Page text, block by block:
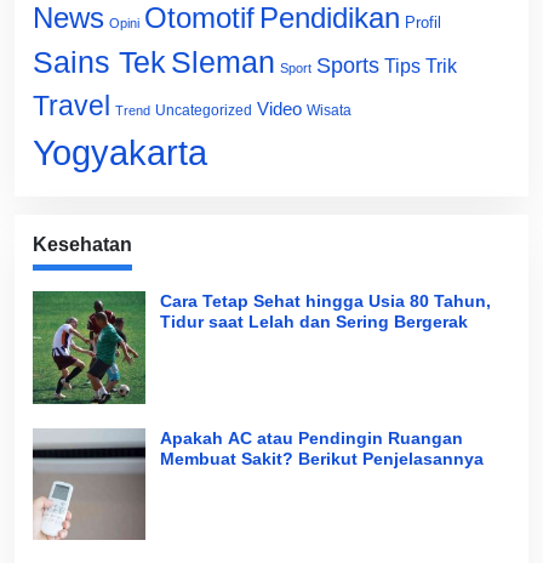
News Opini Otomotif Pendidikan Profil
Sains Tek Sleman Sport Sports Tips Trik
Travel Trend Uncategorized Video Wisata
Yogyakarta
Kesehatan
Cara Tetap Sehat hingga Usia 80 Tahun,
Tidur saat Lelah dan Sering Bergerak
Apakah AC atau Pendingin Ruangan
Membuat Sakit? Berikut Penjelasannya